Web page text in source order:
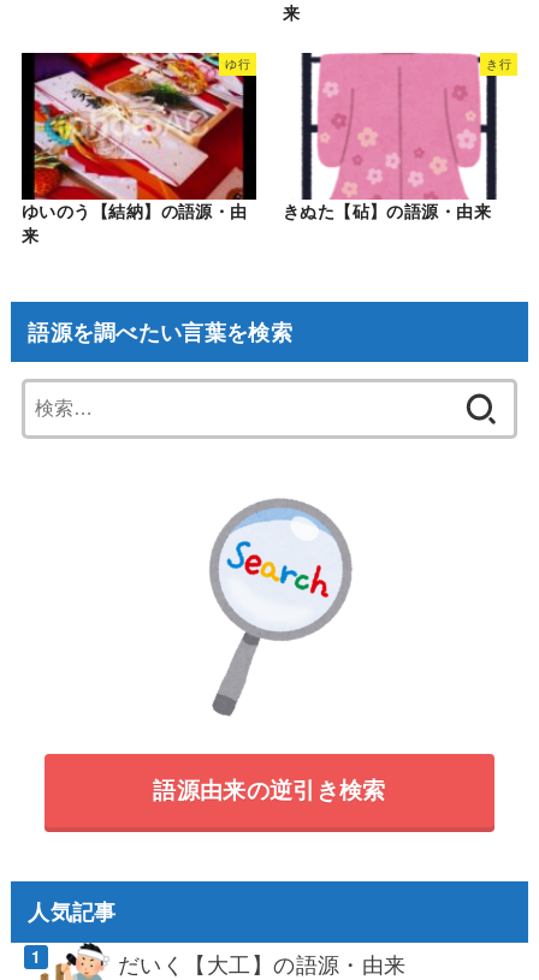
来
ゆ行
ゆいのう【結納】の語源・由
来
き行
きぬた【砧】の語源・由来
語源を調べたい言葉を検索
索:
語源由来の逆引き検索
人気記事
だいく【大工】の語源・由来